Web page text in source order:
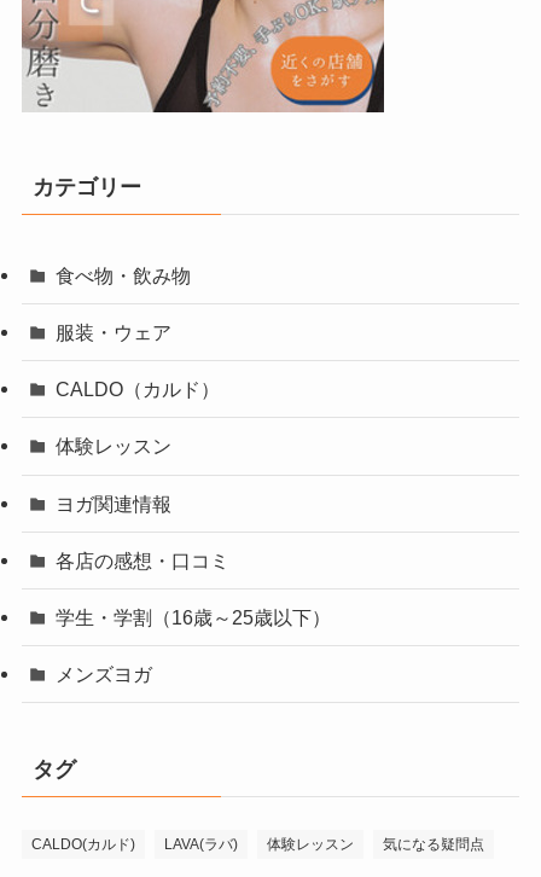
カテゴリー
食べ物・飲み物
服装・ウェア
CALDO（カルド）
体験レッスン
ヨガ関連情報
各店の感想・口コミ
学生・学割（16歳～25歳以下）
メンズヨガ
タグ
CALDO(カルド) LAVA(ラバ) 体験レッスン 気になる疑問点